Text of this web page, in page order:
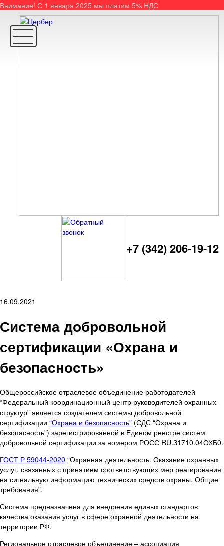
Внимание! С 1 января 2025 мы платим 5% НДС
+7 (342) 206-19-12
16.09.2021
Система добровольной
сертификации «Охрана и
безопасность»
Общероссийское отраслевое объединение работодателей
“Федеральный координационный центр руководителей охранных
структур” является создателем системы добровольной
сертификации “Охрана и безопасность” (СДС “Охрана и
безопасность”) зарегистрированной в Едином реестре систем
добровольной сертификации за номером РОСС RU.З1710.04ОХБ0.
ГОСТ Р 59044-2020 “Охранная деятельность. Оказание охранных
услуг, связанных с принятием соответствующих мер реагирования
на сигнальную информацию технических средств охраны. Общие
требования”.
Система предназначена для внедрения единых стандартов
качества оказания услуг в сфере охранной деятельности на
территории РФ.
Региональное отраслевое объединение – ассоциация